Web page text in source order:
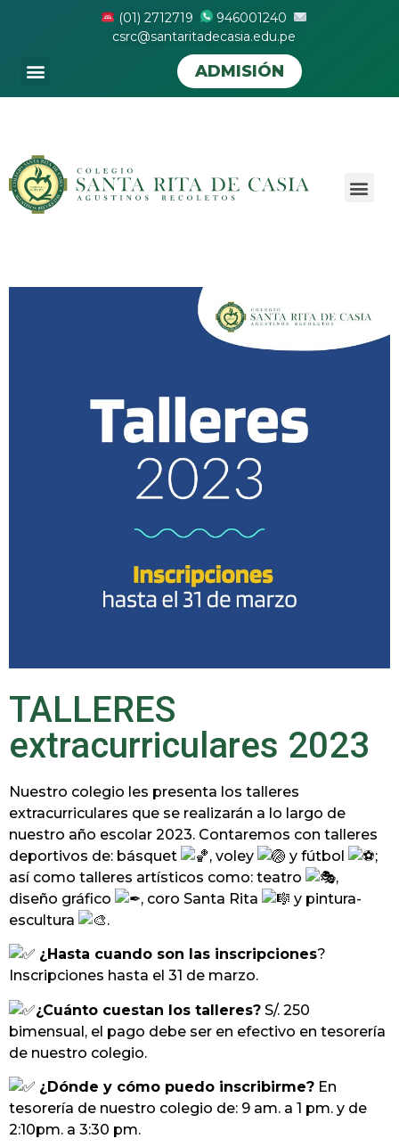
(01) 2712719
946001240
csrc@santaritadecasia.edu.pe
ADMISIÓN
TALLERES
extracurriculares 2023
Nuestro colegio les presenta los talleres
extracurriculares que se realizarán a lo largo de
nuestro año escolar 2023. Contaremos con talleres
deportivos de: básquet
, voley y fútbol
;
así como talleres artísticos como: teatro
,
diseño gráfico
, coro Santa Rita
y pintura-
escultura
.
¿Hasta cuando son las inscripciones?
Inscripciones hasta el 31 de marzo.
¿Cuánto cuestan los talleres? S/. 250
bimensual, el pago debe ser en efectivo en tesorería
de nuestro colegio.
¿Dónde y cómo puedo inscribirme? En
tesorería de nuestro colegio de: 9 am. a 1 pm. y de
2:10pm. a 3:30 pm.